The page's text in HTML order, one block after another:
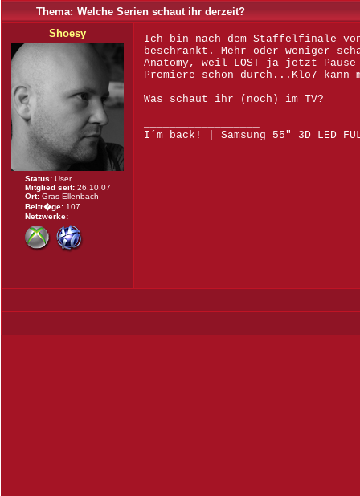
Thema: Welche Serien schaut ihr derzeit?
Shoesy
Status: User
Mitglied seit: 26.10.07
Ort: Gras-Ellenbach
Beitr�ge: 107
Netzwerke:
Ich bin nach dem Staffelfinale
beschränkt. Mehr oder weniger
Anatomy, weil LOST ja jetzt
Premiere schon durch...Klo7 kann
Was schaut ihr (noch) im TV?
I´m back! | Samsung 55" 3D LED